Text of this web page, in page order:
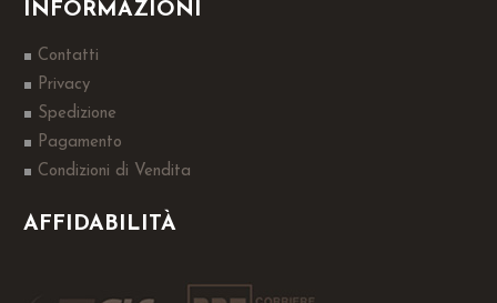
INFORMAZIONI
Contatti
Privacy
Spedizione
Pagamento
Condizioni di Vendita
AFFIDABILITÀ